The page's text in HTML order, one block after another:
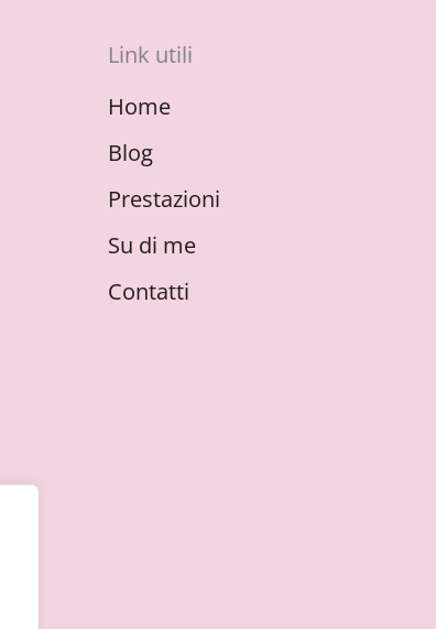
Link utili
Home
Blog
Prestazioni
Su di me
Contatti